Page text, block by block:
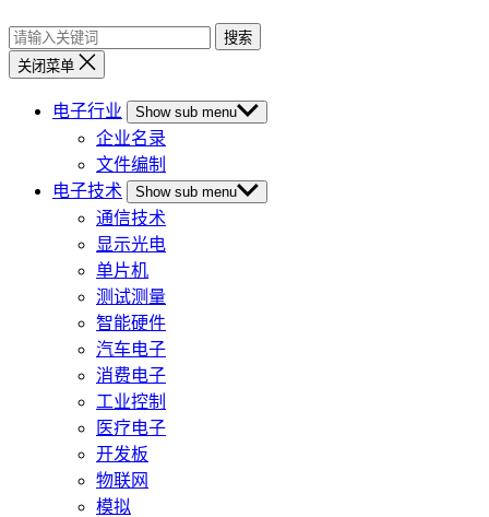
搜索
关闭菜单
电子行业 Show sub menu
企业名录
文件编制
电子技术
Show sub menu
通信技术
显示光电
单片机
测试测量
智能硬件
汽车电子
消费电子
工业控制
医疗电子
开发板
物联网
模拟